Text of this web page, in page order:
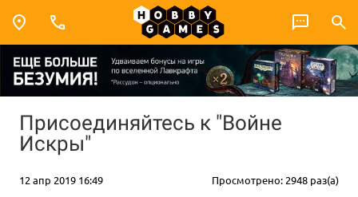
Присоединяйтесь к "Войне
Искры"
12 апр 2019 16:49 Просмотрено: 2948 раз(а)